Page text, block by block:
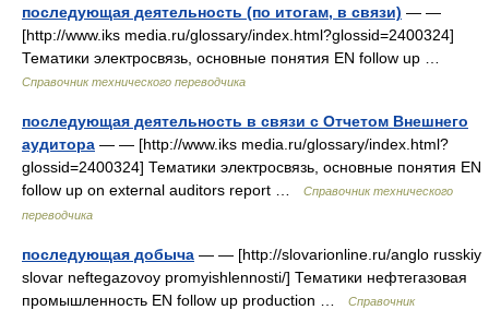
последующая деятельность (по итогам, в связи) — —
[http://www.iks media.ru/glossary/index.html?glossid=2400324]
Тематики электросвязь, основные понятия EN follow up …
Справочник технического переводчика
последующая деятельность в связи с Отчетом Внешнего
аудитора — — [http://www.iks media.ru/glossary/index.html?
glossid=2400324] Тематики электросвязь, основные понятия EN
follow up on external auditors report …
Справочник технического
переводчика
последующая добыча — — [http://slovarionline.ru/anglo russkiy
slovar neftegazovoy promyishlennosti/] Тематики нефтегазовая
промышленность EN follow up production …
Справочник